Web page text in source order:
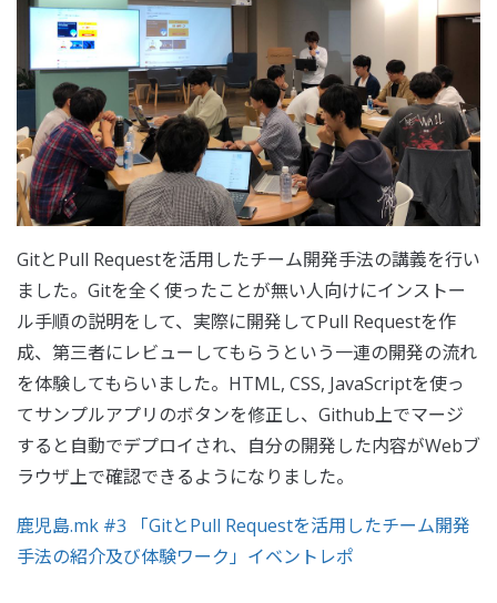
GitとPull Requestを活用したチーム開発手法の講義を行い
ました。Gitを全く使ったことが無い人向けにインストー
ル手順の説明をして、実際に開発してPull Requestを作
成、第三者にレビューしてもらうという一連の開発の流れ
を体験してもらいました。HTML, CSS, JavaScriptを使っ
てサンプルアプリのボタンを修正し、Github上でマージ
すると自動でデプロイされ、自分の開発した内容がWebブ
ラウザ上で確認できるようになりました。
鹿児島.mk #3 「GitとPull Requestを活用したチーム開発
手法の紹介及び体験ワーク」イベントレポ